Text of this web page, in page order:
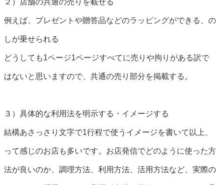
例えば、プレゼントや贈答品などのラッピングができる、の
しが乗せられる
どうしても1ページ1ページすべてに売りや拘りがある訳で
はないと思いますので、共通の売り部分を掲載する。
３）具体的な利用法を明示する・イメージする
結構あさっさり文字で1行程で使うイメージを書いて以上、
って感じのお店も多いです。お店発信でどのように使った方
法が良いのか、調理方法、利用方法、活用方法など、実際の